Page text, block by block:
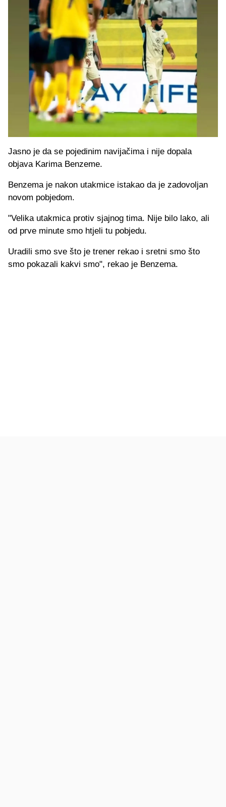
Jasno je da se pojedinim navijačima i nije dopala
objava Karima Benzeme.
Benzema je nakon utakmice istakao da je zadovoljan
novom pobjedom.
"Velika utakmica protiv sjajnog tima. Nije bilo lako, ali
od prve minute smo htjeli tu pobjedu.
Uradili smo sve što je trener rekao i sretni smo što
smo pokazali kakvi smo", rekao je Benzema.